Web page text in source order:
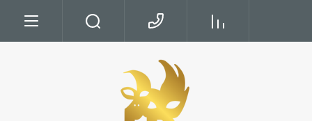
Условия Бронирования